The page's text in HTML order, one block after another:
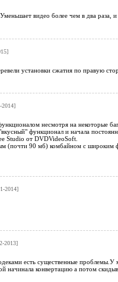
видео более чем в два раза,
установки сжатия по правую
несмотря на некоторые
функционал и начала
Studio от DVDVideoSoft.
(почти 90 мб) комбайном с
2014]
2013]
есть существенные
начинала конвертацию а потом